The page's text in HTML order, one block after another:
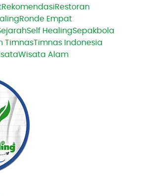
RekomendasiRestoran
Ronde Empat
Self HealingSepakbola
TimnasTimnas Indonesia
Wisata Alam